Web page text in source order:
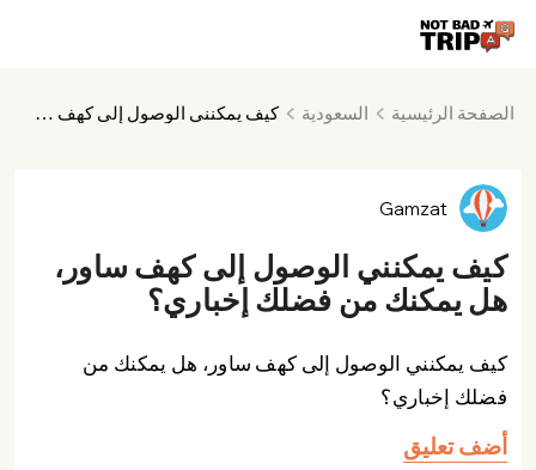
الصفحة الرئيسية السعودية كيف يمكنني الوصول إلى كهف ساور، هل يمكنك من فضلك إخباري؟
Gamzat
كيف يمكنني الوصول إلى كهف ساور،
هل يمكنك من فضلك إخباري؟
كيف يمكنني الوصول إلى كهف ساور، هل يمكنك من
فضلك إخباري؟
أضف تعليق